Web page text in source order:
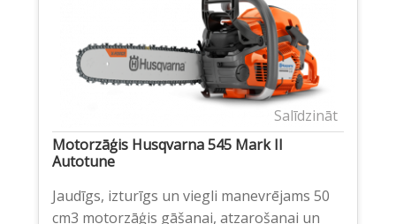
Salīdzināt
Motorzāģis Husqvarna 545 Mark II
Autotune
Jaudīgs, izturīgs un viegli manevrējams 50
cm3 motorzāģis gāšanai, atzarošanai un